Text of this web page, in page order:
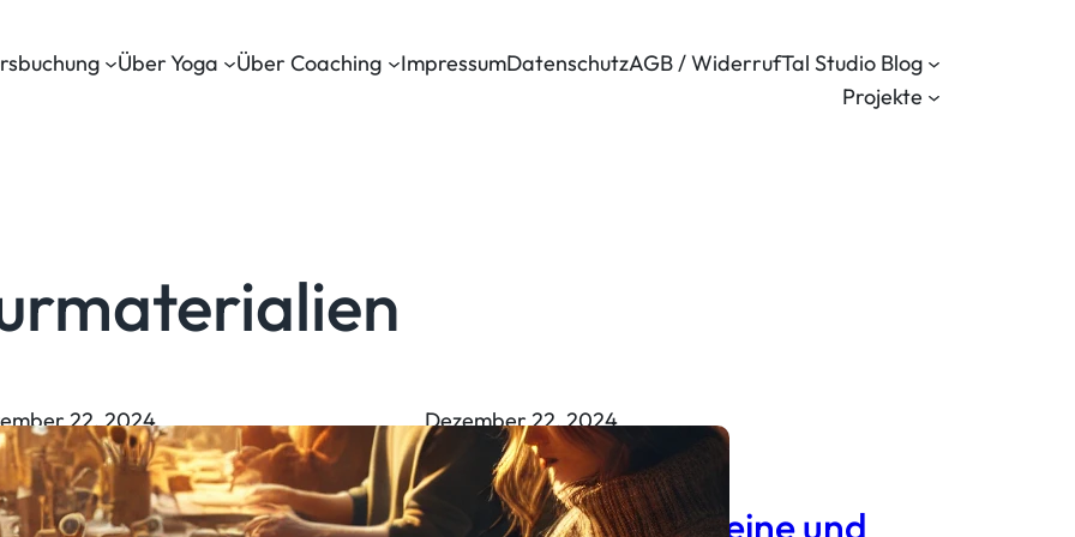
Über Yoga Über Coaching ImpressumDatenschutzAGB / WiderrufTal Studio Blog
Projekte
22, 2024
– Anleitung
Dezember 22, 2024
Speckstein: Ein
Zauberstein für kleine und